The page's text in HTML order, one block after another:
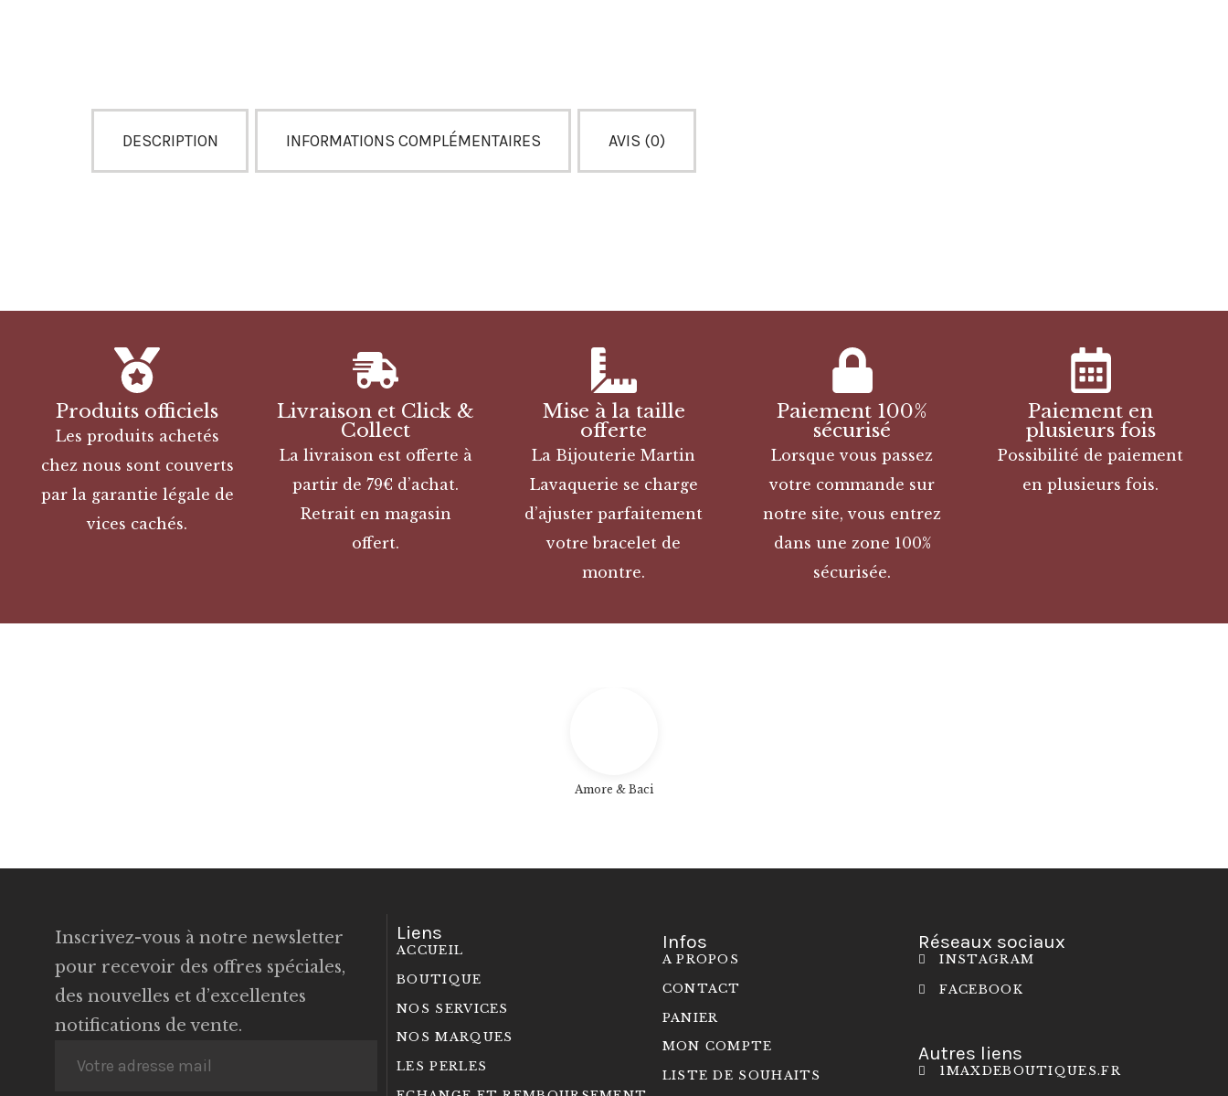
DESCRIPTION INFORMATIONS COMPLÉMENTAIRES AVIS (0)
Produits officiels
Les produits achetés
chez nous sont couverts
par la garantie légale de
vices cachés.
Livraison et Click &
Collect
La livraison est offerte à
partir de 79€ d’achat.
Retrait en magasin
offert.
Mise à la taille
offerte
La Bijouterie Martin
Lavaquerie se charge
d’ajuster parfaitement
votre bracelet de
montre.
Paiement 100%
sécurisé
Lorsque vous passez
votre commande sur
notre site, vous entrez
dans une zone 100%
sécurisée.
Paiement en
plusieurs fois
Possibilité de paiement
en plusieurs fois.
Amore & Baci
Inscrivez-vous à notre newsletter
pour recevoir des offres spéciales,
des nouvelles et d’excellentes
notifications de vente.
Liens
ACCUEIL
BOUTIQUE
NOS SERVICES
NOS MARQUES
LES PERLES
Infos
A PROPOS
CONTACT
PANIER
MON COMPTE
LISTE DE SOUHAITS
Réseaux sociaux
INSTAGRAM
FACEBOOK
Autres liens
1MAXDEBOUTIQUES.FR